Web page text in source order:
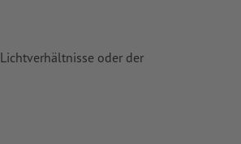
oder der